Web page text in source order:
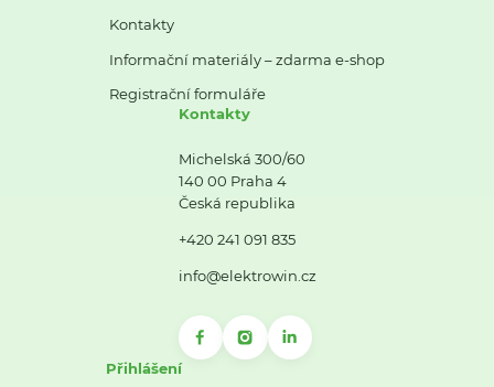
Kontakty
Informační materiály – zdarma e-shop
Registrační formuláře
Kontakty
Michelská 300/60
140 00 Praha 4
Česká republika
+420 241 091 835
info@elektrowin.cz
Přihlášení